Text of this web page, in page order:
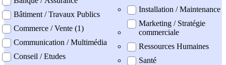
Bâtiment / Travaux Publics
Commerce / Vente (1)
Communication / Multimédia
Conseil / Etudes
Installation / Maintenance
Marketing / Stratégie
commerciale
Ressources Humaines
Santé